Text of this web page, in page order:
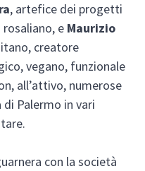
, artefice dei progetti
e Maurizio
creatore
vegano, funzionale
all’attivo, numerose
Palermo in vari
con la società